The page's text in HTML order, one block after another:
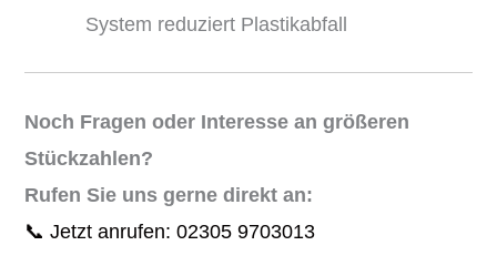
System reduziert Plastikabfall
Noch Fragen oder Interesse an größeren
Stückzahlen?
Rufen Sie uns gerne direkt an:
📞 Jetzt anrufen: 02305 9703013